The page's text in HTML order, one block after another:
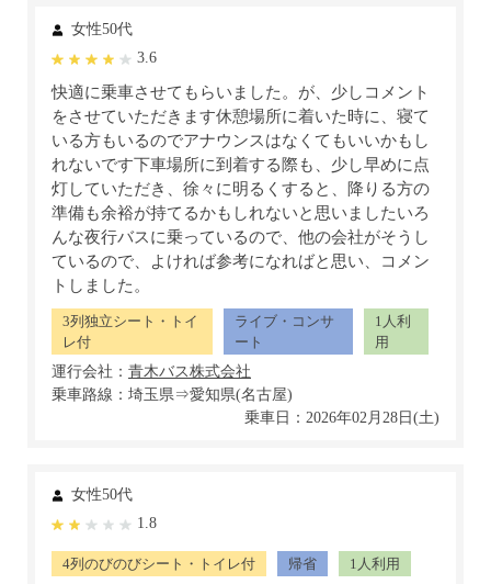
女性50代
3.6
快適に乗車させてもらいました。が、少しコメント
をさせていただきます休憩場所に着いた時に、寝て
いる方もいるのでアナウンスはなくてもいいかもし
れないです下車場所に到着する際も、少し早めに点
灯していただき、徐々に明るくすると、降りる方の
準備も余裕が持てるかもしれないと思いましたいろ
んな夜行バスに乗っているので、他の会社がそうし
ているので、よければ参考になればと思い、コメン
トしました。
3列独立シート・トイ
レ付
ライブ・コンサ
ート
1人利
用
運行会社：
乗車路線：埼玉県⇒愛知県(名古屋)
乗車日：2026年02月28日(土)
女性50代
1.8
4列のびのびシート・トイレ付 帰省
1人利用